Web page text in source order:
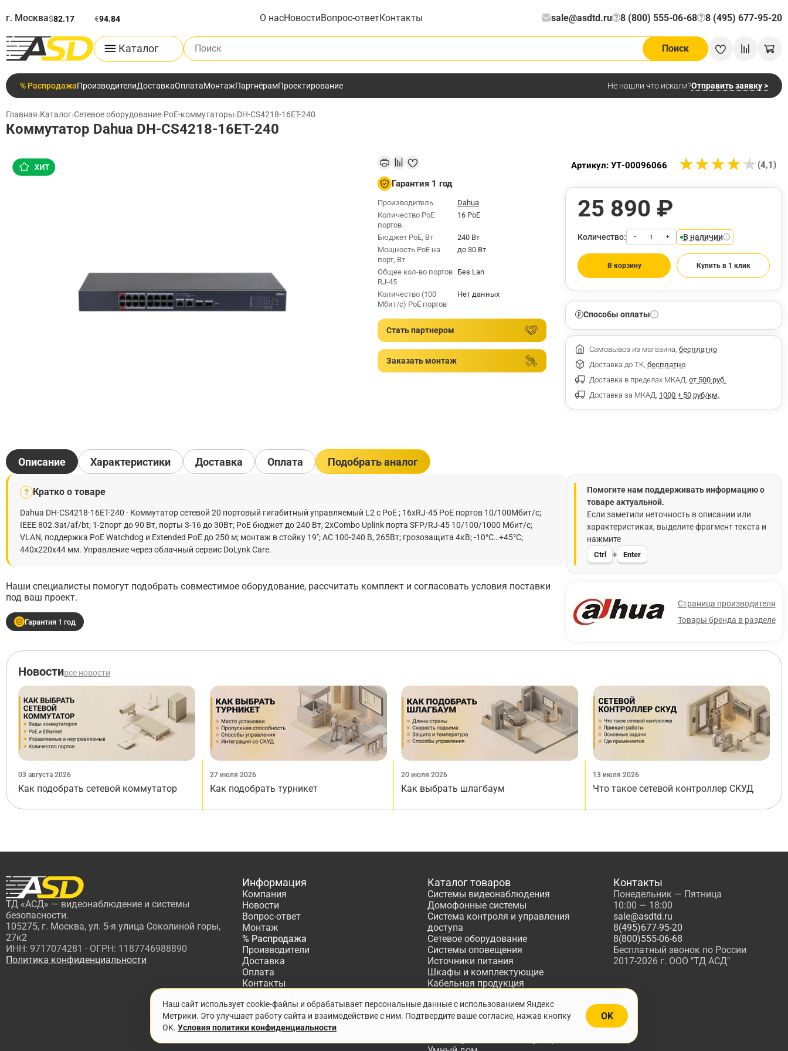
г. Москва$82.17 €94.84 О насНовостиВопрос-ответКонтакты sale@asdtd.ru 8 (800) 555-06-68
? 8 (495) 677-95-20
?
Каталог
Поиск по каталогу
Поиск
% РаспродажаПроизводителиДоставкаОплатаМонтажПартнёрамПроектирование Не нашли что искали?Отправить заявку >
Главная›Каталог›Сетевое оборудование›PoE-коммутаторы›DH-CS4218-16ET-240
Коммутатор Dahua DH-CS4218-16ET-240
Гарантия 1 год
Производитель.
Dahua
Количество PoE
портов
16 PoE
Бюджет РоЕ, Вт
240 Вт
Мощность РоЕ на
порт, Вт
до 30 Вт
Общее кол-во портов
RJ-45
Без Lan
Количество (100
Мбит/с) PoE портов
Нет данных
Стать партнером
Заказать монтаж
★★★★★
★★★★★ (4,1)
Артикул: УТ-00096066
25 890 ₽
Количество: − + В наличии
В корзину Купить в 1 клик
Способы оплаты
Самовывоз из магазина, бесплатно
Доставка до ТК, бесплатно
Доставка в пределах МКАД, от 500 руб.
Доставка за МКАД, 1000 + 50 руб/км.
Описание
? Кратко о товаре
Dahua DH-CS4218-16ET-240 - Коммутатор сетевой 20 портовый гигабитный управляемый L2 с PoE ; 16хRJ-45 РоЕ портов 10/100Mбит/с;
IEEE 802.3at/af/bt; 1-2порт до 90 Вт, порты 3-16 до 30Вт; PoE бюджет до 240 Вт; 2хCombo Uplink порта SFP/RJ-45 10/100/1000 Мбит/с;
VLAN, поддержка PоE Watchdog и Extended PoE до 250 м; монтаж в стойку 19"; АC 100-240 В, 265Вт; грозозащита 4кВ; -10°C…+45°C;
440х220х44 мм. Управление через облачный сервис DoLynk Care.
Наши специалисты помогут подобрать совместимое оборудование, рассчитать комплект и согласовать условия поставки
под ваш проект.
Гарантия 1 год
Помогите нам поддерживать информацию о
товаре актуальной.
Если заметили неточность в описании или
характеристиках, выделите фрагмент текста и
нажмите
Ctrl + Enter
Страница производителя
Товары бренда в разделе
Характеристики Доставка Оплата Подобрать аналог
Новостивсе новости
03 августа 2026
Как подобрать сетевой коммутатор
27 июля 2026
Как подобрать турникет
20 июля 2026
Как выбрать шлагбаум
13 июля 2026
Что такое сетевой контроллер СКУД
ТД «АСД» — видеонаблюдение и системы
безопасности.
105275, г. Москва, ул. 5-я улица Соколиной горы,
27к2
ИНН: 9717074281 · ОГРН: 1187746988890
Политика конфиденциальности
Информация
Компания
Новости
Вопрос-ответ
Монтаж
% Распродажа
Производители
Доставка
Оплата
Контакты
Проектирование
Каталог товаров
Системы видеонаблюдения
Домофонные системы
Система контроля и управления
доступа
Сетевое оборудование
Системы оповещения
Источники питания
Шкафы и комплектующие
Кабельная продукция
Расходные материалы, Инструменты
Системы охранно-пожарной
Контакты
Понедельник — Пятница
10:00 — 18:00
sale@asdtd.ru
8(495)677-95-20
8(800)555-06-68
Бесплатный звонок по России
2017-2026 г. ООО "ТД АСД"
Наш сайт использует cookie-файлы и обрабатывает персональные данные с использованием Яндекс
Метрики. Это улучшает работу сайта и взаимодействие с ним. Подтвердите ваше согласие, нажав кнопку
OK. Условия политики конфиденциальности
OK